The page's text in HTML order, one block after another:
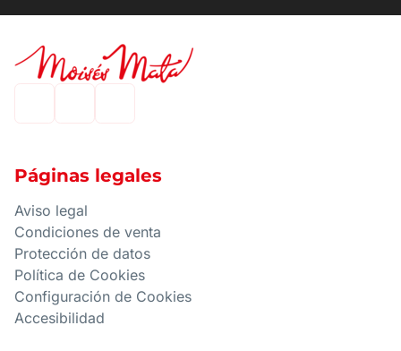
Páginas legales
Aviso legal
Condiciones de venta
Protección de datos
Política de Cookies
Configuración de Cookies
Accesibilidad